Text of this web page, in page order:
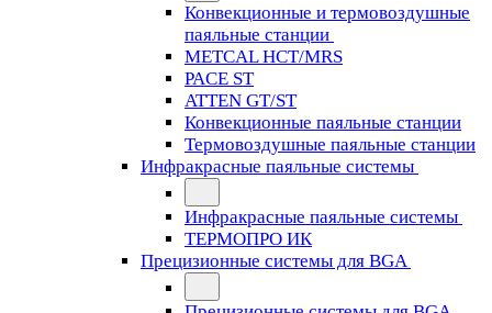
Конвекционные и термовоздушные
паяльные станции
METCAL HCT/MRS
PACE ST
ATTEN GT/ST
Конвекционные паяльные станции
Термовоздушные паяльные станции
Инфракрасные паяльные системы
Инфракрасные паяльные системы
ТЕРМОПРО ИК
Прецизионные системы для BGA